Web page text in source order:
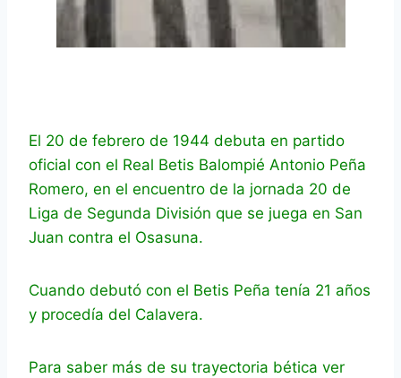
El 20 de febrero de 1944 debuta en partido
oficial con el Real Betis Balompié Antonio Peña
Romero, en el encuentro de la jornada 20 de
Liga de Segunda División que se juega en San
Juan contra el Osasuna.
Cuando debutó con el Betis Peña tenía 21 años
y procedía del Calavera.
Para saber más de su trayectoria bética ver